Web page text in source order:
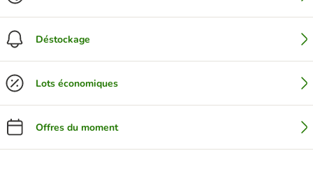
Déstockage
Lots économiques
Offres du moment